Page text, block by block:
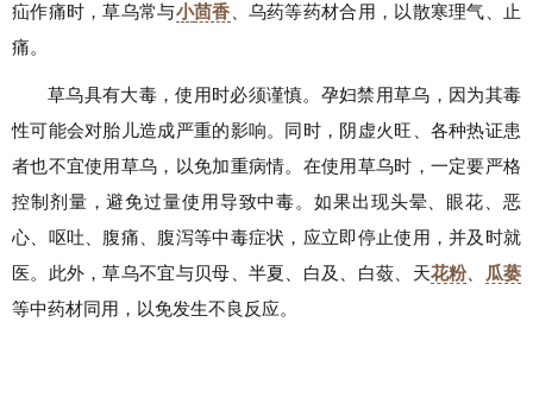
疝作痛时，草乌常与小茴香 、乌药等药材合用，以散寒理气、止
痛。
草乌具有大毒，使用时必须谨慎。孕妇禁用草乌，因为其毒
性可能会对胎儿造成严重的影响。同时，阴虚火旺、各种热证患
者也不宜使用草乌，以免加重病情。在使用草乌时，一定要严格
控制剂量，避免过量使用导致中毒。如果出现头晕、眼花、恶
心、呕吐、腹痛、腹泻等中毒症状，应立即停止使用，并及时就
医。此外，草乌不宜与贝母、半夏、白及、白蔹、天花粉、
瓜蒌
等中药材同用，以免发生不良反应。